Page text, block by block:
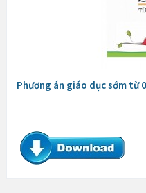
Phương án giáo dục sớm từ